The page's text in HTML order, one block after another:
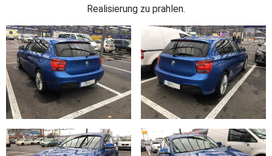
Realisierung zu prahlen.